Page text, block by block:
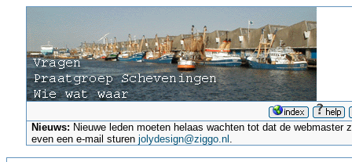
Nieuws: Nieuwe leden moeten helaas wachten tot dat de
even een e-mail sturenjolydesign@ziggo.nl .